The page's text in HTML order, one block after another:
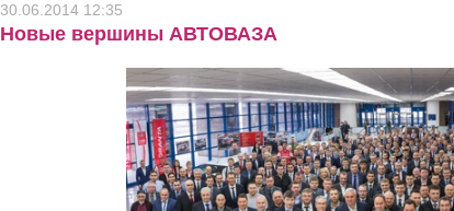
30.06.2014 12:35
Новые вершины АВТОВАЗА